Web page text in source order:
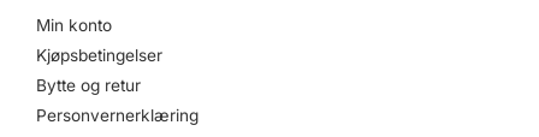
Min konto
Kjøpsbetingelser
Bytte og retur
Personvernerklæring